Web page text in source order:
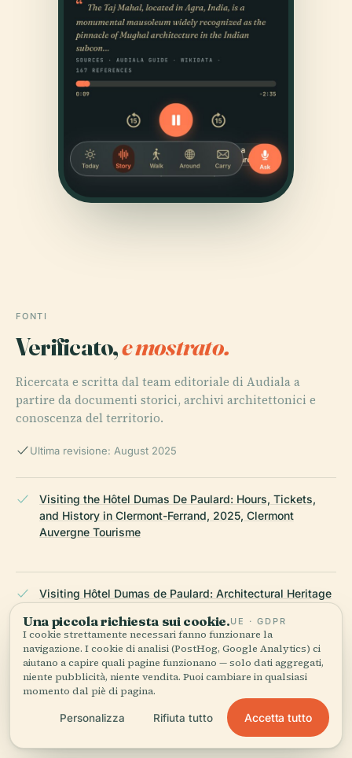
FONTI
Verificato,e mostrato.
Ricercata e scritta dal team editoriale di Audiala a
partire da documenti storici, archivi architettonici e
conoscenza del territorio.
Ultima revisione: August 2025
Visiting the Hôtel Dumas De Paulard: Hours, Tickets,
and History in Clermont-Ferrand, 2025, Clermont
Auvergne Tourisme
Visiting Hôtel Dumas de Paulard: Architectural Heritage
POP Culture
Hôtel Dumas De Paulard: A Historic Gem in Clermont-
Ferrand with Visiting Information, 2025, The Good Life
France
Una piccola richiesta sui cookie.UE · GDPR
I cookie strettamente necessari fanno funzionare la
navigazione. I cookie di analisi (PostHog, Google Analytics) ci
aiutano a capire quali pagine funzionano — solo dati aggregati,
niente pubblicità, niente vendita. Puoi cambiare in qualsiasi
momento dal piè di pagina.
Personalizza Rifiuta tutto Accetta tutto